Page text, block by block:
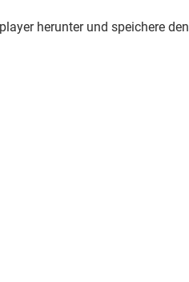
herunter und speichere den